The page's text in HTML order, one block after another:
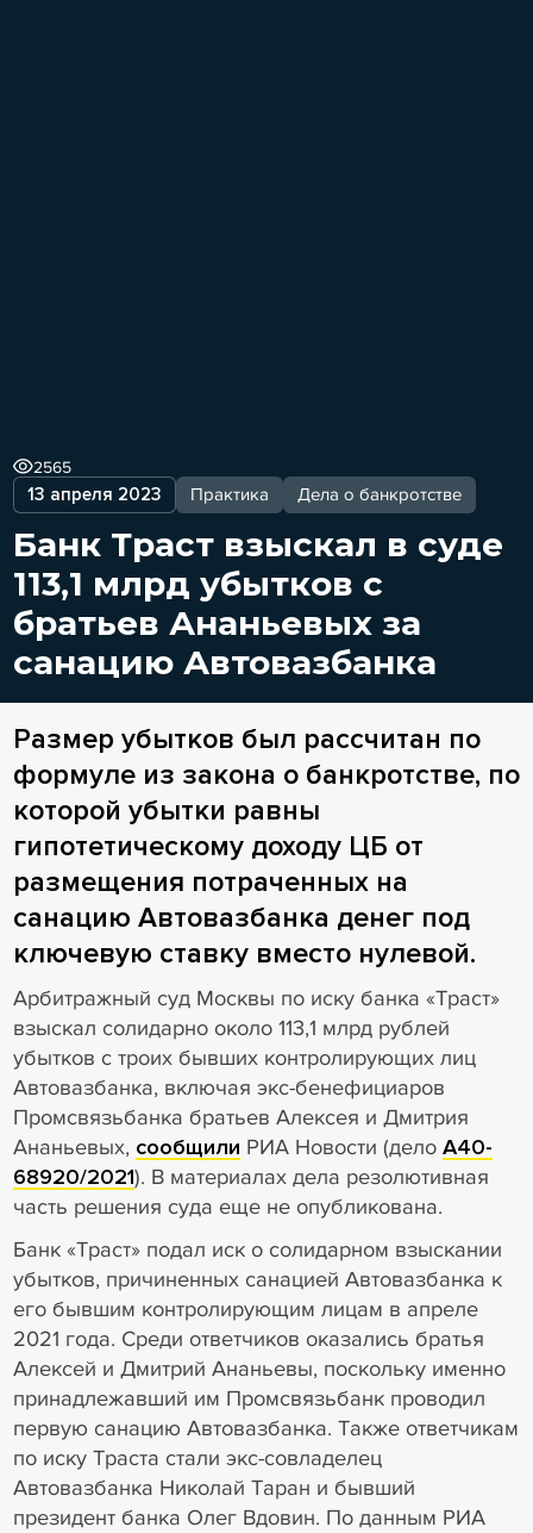
13 апреля 2023 Практика Дела о банкротстве
2565
Банк Траст взыскал в суде
113,1 млрд убытков с
братьев Ананьевых за
санацию Автовазбанка
Размер убытков был рассчитан по
формуле из закона о банкротстве, по
которой убытки равны
гипотетическому доходу ЦБ от
размещения потраченных на
санацию Автовазбанка денег под
ключевую ставку вместо нулевой.
Арбитражный суд Москвы по иску банка «Траст»
взыскал солидарно около 113,1 млрд рублей
убытков с троих бывших контролирующих лиц
Автовазбанка, включая экс-бенефициаров
Промсвязьбанка братьев Алексея и Дмитрия
Ананьевых, сообщили РИА Новости (дело А40-
68920/2021). В материалах дела резолютивная
часть решения суда еще не опубликована.
Банк «Траст» подал иск о солидарном взыскании
убытков, причиненных санацией Автовазбанка к
его бывшим контролирующим лицам в апреле
2021 года. Среди ответчиков оказались братья
Алексей и Дмитрий Ананьевы, поскольку именно
принадлежавший им Промсвязьбанк проводил
первую санацию Автовазбанка. Также ответчикам
по иску Траста стали экс-совладелец
Автовазбанка Николай Таран и бывший
президент банка Олег Вдовин. По данным РИА